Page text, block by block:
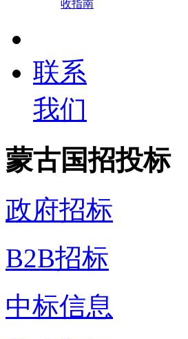
收指南
联系
我们
蒙古国招投标
政府招标
B2B招标
中标信息